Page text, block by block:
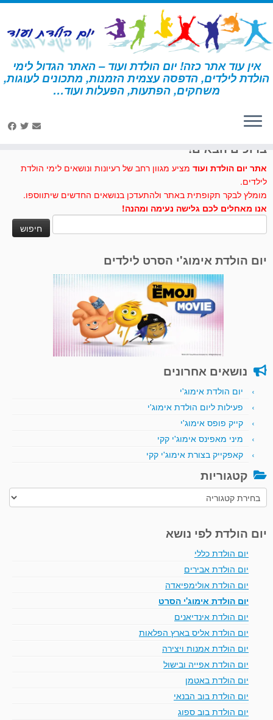
דלג
לתוכן
אין עוד אתר כזה! יום הולדת ועוד – האתר הגדול לימי
הולדת לילדים, הדפסה עצמית הזמנות, מתכונים לעוגות,
משחקים, הפתעות, הפעלות ועוד… דף הבית » חידון » עמוד 2
ברוכים הבאים!
אתר יום הולדת ועוד מציע מגוון רחב של רעיונות ונושאים לימי הולדת
לילדים.
מומלץ לבקר תקופתית באתר ולהתעדכן בנושאים החדשים שיתווספו.
אנו מאחלים לכם גלישה נעימה ומהנה!
יום הולדת אימוג'י הסרט לילדים
נושאים אחרונים
יום הולדת אימוג'י
פעילות ליום הולדת אימוג'י
קייק פופס אימוג'י
מיני מאפינס אימוג'י קקי
קאפקייק בצורת אימוג'י קקי
קטגוריות
קטגוריות
יום הולדת לפי נושא
יום הולדת כללי
יום הולדת אבירים
יום הולדת אולימפיאדה
יום הולדת אימוג'י הסרט
יום הולדת אינדיאנים
יום הולדת אליס בארץ הפלאות
יום הולדת אמנות ויצירה
יום הולדת אפייה ובישול
יום הולדת באטמן
יום הולדת בוב הבנאי
יום הולדת בוב ספוג